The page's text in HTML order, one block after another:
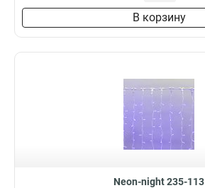
В корзину
Neon-night 235-113